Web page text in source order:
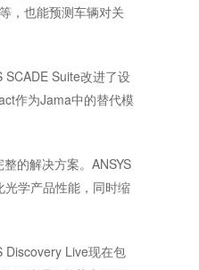
，也能预测车辆对关
SCADE Suite改进了设
作为Jama中的替代模
的解决方案。ANSYS
学产品性能，同时缩
Discovery Live现在包